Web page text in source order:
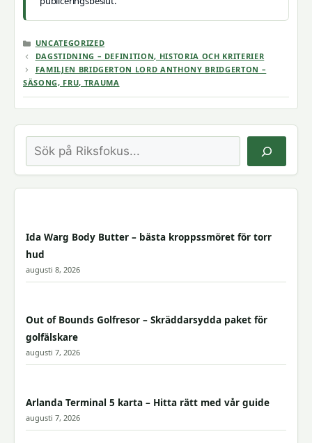
KATEGORIER
UNCATEGORIZED
DAGSTIDNING – DEFINITION, HISTORIA OCH KRITERIER
FAMILJEN BRIDGERTON LORD ANTHONY BRIDGERTON –
SÄSONG, FRU, TRAUMA
Sök
Ida Warg Body Butter – bästa kroppssmöret för torr
hud
augusti 8, 2026
Out of Bounds Golfresor – Skräddarsydda paket för
golfälskare
augusti 7, 2026
Arlanda Terminal 5 karta – Hitta rätt med vår guide
augusti 7, 2026